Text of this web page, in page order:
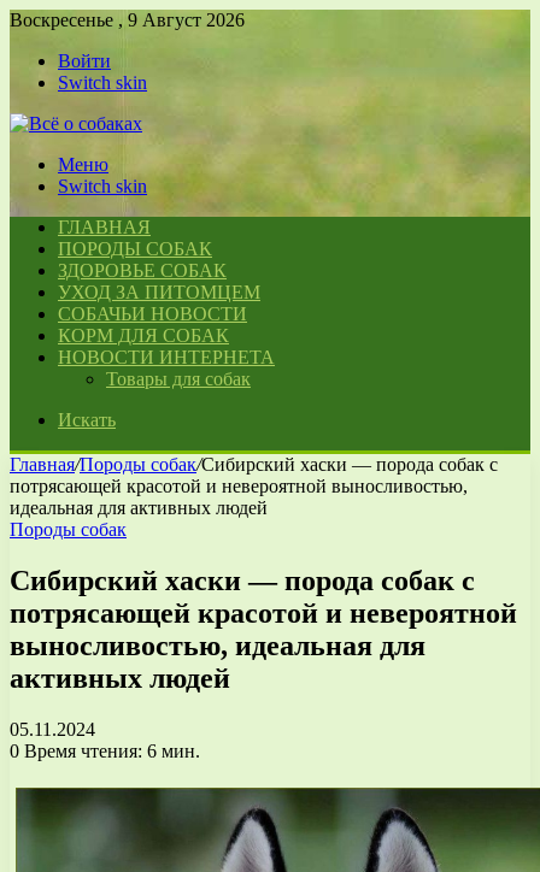
Воскресенье , 9 Август 2026
Войти
Switch skin
Меню
Switch skin
ГЛАВНАЯ
ПОРОДЫ СОБАК
ЗДОРОВЬЕ СОБАК
УХОД ЗА ПИТОМЦЕМ
СОБАЧЬИ НОВОСТИ
КОРМ ДЛЯ СОБАК
НОВОСТИ ИНТЕРНЕТА
Товары для собак
Искать
Главная/Породы собак/Сибирский хаски — порода собак с
потрясающей красотой и невероятной выносливостью,
идеальная для активных людей
Породы собак
Сибирский хаски — порода собак с
потрясающей красотой и невероятной
выносливостью, идеальная для
активных людей
05.11.2024
0 Время чтения: 6 мин.